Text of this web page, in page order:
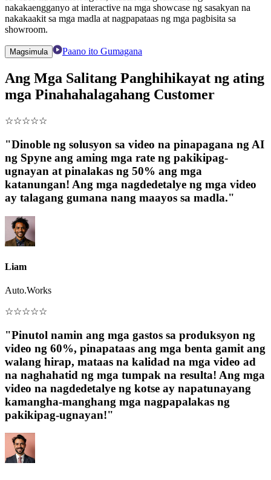
nakakaengganyo at interactive na mga showcase ng sasakyan na
nakakaakit sa mga madla at nagpapataas ng mga pagbisita sa
showroom.
Magsimula Paano ito Gumagana
Ang Mga Salitang Panghihikayat ng ating
mga Pinahahalagahang Customer
☆☆☆☆☆
"Dinoble ng solusyon sa video na pinapagana ng AI
ng Spyne ang aming mga rate ng pakikipag-
ugnayan at pinalakas ng 50% ang mga
katanungan! Ang mga nagdedetalye ng mga video
ay talagang gumana nang maayos sa madla."
Liam
Auto.Works
☆☆☆☆☆
"Pinutol namin ang mga gastos sa produksyon ng
video ng 60%, pinapataas ang mga benta gamit ang
walang hirap, mataas na kalidad na mga video ad
na naghahatid ng mga tumpak na resulta! Ang mga
video na nagdedetalye ng kotse ay napatunayang
kamangha-manghang mga nagpapalakas ng
pakikipag-ugnayan!"